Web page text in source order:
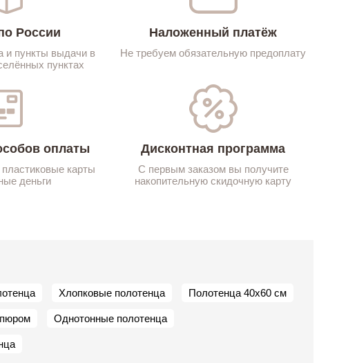
России
и пункты выдачи в
пунктах
Наложенный платёж
Не требуем обязательную предоплату
оплаты
карты
деньги
Дисконтная программа
С первым заказом вы получите
накопительную скидочную карту
Хлопковые полотенца Полотенца 40х60 см
Однотонные полотенца